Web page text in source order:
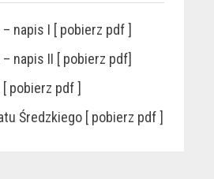
– napis I [ pobierz pdf ]
– napis II [ pobierz pdf]
[ pobierz pdf ]
Średzkiego [ pobierz pdf ]